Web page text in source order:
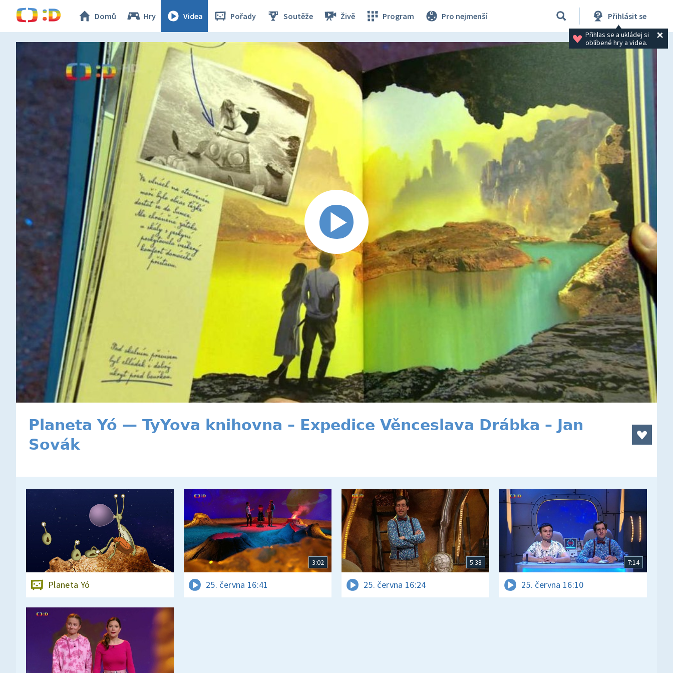
Domů Hry Videa Pořady Soutěže Živě Program Pro nejmenší Přihlásit se
Přihlas se a ukládej si
oblíbené hry a videa.
Planeta Yó — TyYova knihovna – Expedice Věnceslava Drábka – Jan
Sovák
Planeta Yó
3:02
25. června 16:41
5:38
25. června 16:24
7:14
25. června 16:10